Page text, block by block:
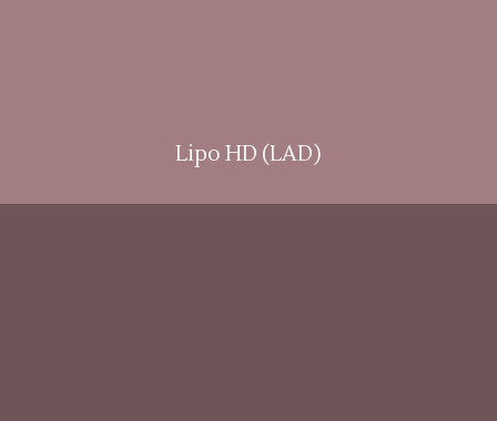
Lipo HD (LAD)